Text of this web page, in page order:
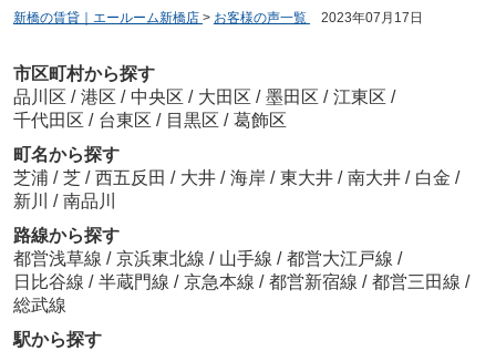
新橋の賃貸｜エールーム新橋店 > お客様の声一覧 2023年07月17日
市区町村から探す
品川区 / 港区 / 中央区 / 大田区 / 墨田区 / 江東区 /
千代田区 / 台東区 / 目黒区 / 葛飾区
町名から探す
芝浦 / 芝 / 西五反田 / 大井 / 海岸 / 東大井 / 南大井 / 白金 /
新川 / 南品川
路線から探す
都営浅草線 / 京浜東北線 / 山手線 / 都営大江戸線 /
日比谷線 / 半蔵門線 / 京急本線 / 都営新宿線 / 都営三田線 /
総武線
駅から探す